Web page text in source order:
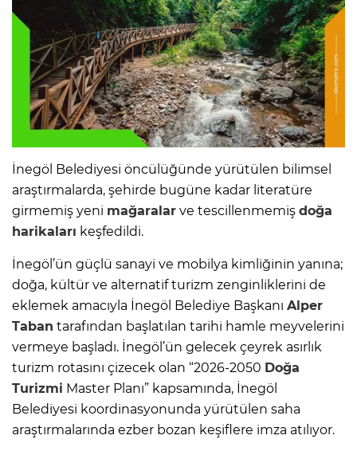
İnegöl Belediyesi öncülüğünde yürütülen bilimsel
araştırmalarda, şehirde bugüne kadar literatüre
girmemiş yeni mağaralar ve tescillenmemiş doğa
harikaları keşfedildi.
İnegöl’ün güçlü sanayi ve mobilya kimliğinin yanına;
doğa, kültür ve alternatif turizm zenginliklerini de
eklemek amacıyla İnegöl Belediye Başkanı Alper
Taban tarafından başlatılan tarihi hamle meyvelerini
vermeye başladı. İnegöl’ün gelecek çeyrek asırlık
turizm rotasını çizecek olan “2026-2050 Doğa
Turizmi Master Planı” kapsamında, İnegöl
Belediyesi koordinasyonunda yürütülen saha
araştırmalarında ezber bozan keşiflere imza atılıyor.